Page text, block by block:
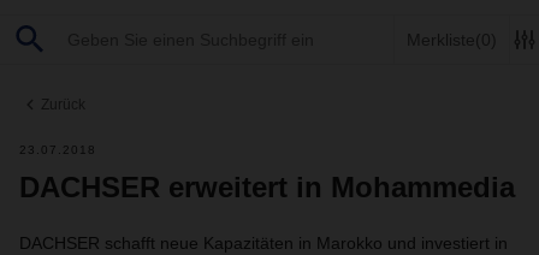
Merkliste(0)
Zurück
23.07.2018
DACHSER erweitert in Mohammedia
DACHSER schafft neue Kapazitäten in Marokko und investiert in